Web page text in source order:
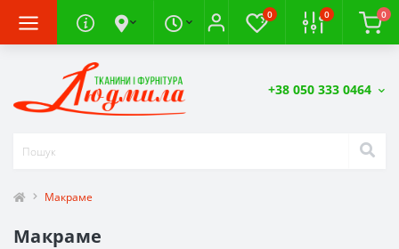
0 0 0
+38 050 333 0464
Макраме
Макраме